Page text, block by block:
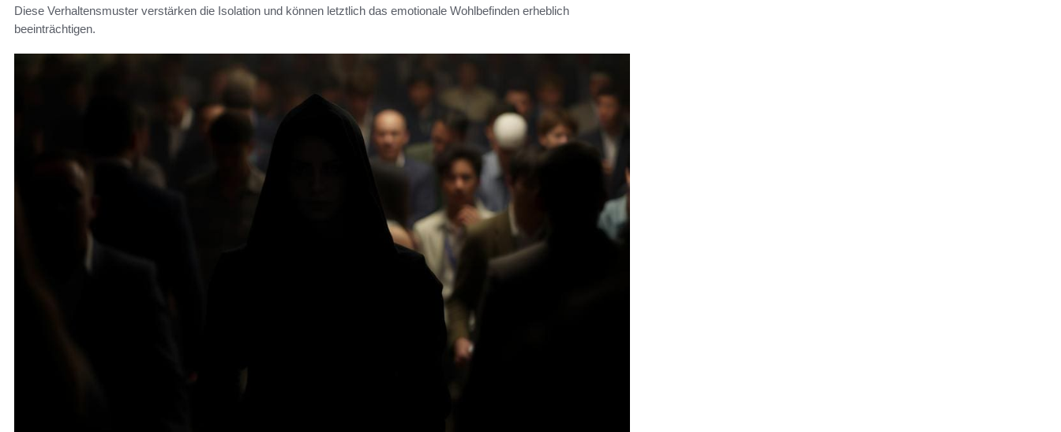
Diese Verhaltensmuster verstärken die Isolation und können letztlich das emotionale Wohlbefinden erheblich
beeinträchtigen.